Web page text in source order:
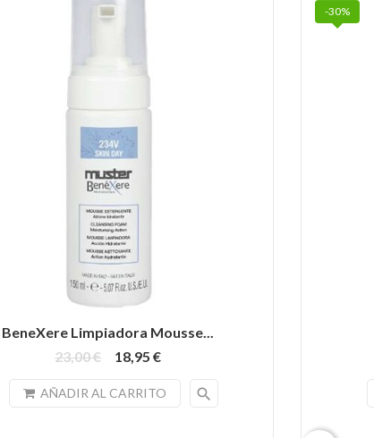
BeneXere Limpiadora Mousse...
23,00 €
18,95 €
AÑADIR AL CARRITO search
-30%